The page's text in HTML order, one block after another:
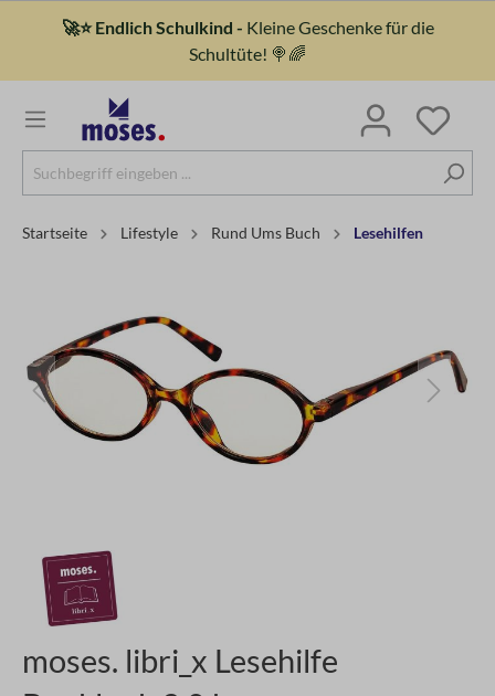
🚀⭐ Endlich Schulkind - Kleine Geschenke für die
Schultüte! 🍭🌈
Startseite Lifestyle Rund Ums Buch Lesehilfen
moses. libri_x Lesehilfe